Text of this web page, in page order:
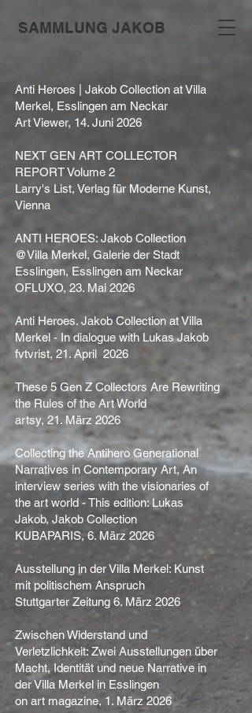
SAMMLUNG JAKOB
Anti Heroes | Jakob Collection at Villa
Merkel, Esslingen am Neckar
Art Viewer, 14. Juni 2026
NEXT GEN ART COLLECTOR
REPORT Volume 2
Larry's List, Verlag für Moderne Kunst,
Vienna
ANTI HEROES: Jakob Collection
@Villa Merkel, Galerie der Stadt
Esslingen, Esslingen am Neckar
OFLUXO, 23. Mai 2026
Anti Heroes. Jakob Collection at Villa
Merkel - In dialogue with Lukas Jakob
fvtvrist, 21. April 2026
These 5 Gen Z Collectors Are Rewriting
the Rules of the Art World
artsy, 21. März 2026
Collecting the Antihero Generational
Narratives in Contemporary Art, An
interview series with the visionaries of
the art world - This edition: Lukas
Jakob, Jakob Collection
KUBAPARIS, 6. März 2026
Ausstellung in der Villa Merkel: Kunst
mit politischem Anspruch
Stuttgarter Zeitung 6. März 2026
Zwischen Widerstand und
Verletzlichkeit: Zwei Ausstellungen über
Macht, Identität und neue Narrative in
der Villa Merkel in Esslingen
on art magazine, 1. März 2026